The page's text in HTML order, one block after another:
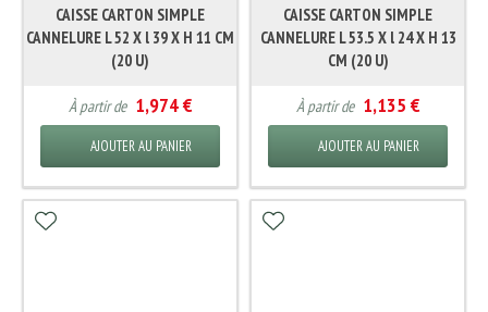
CAISSE CARTON SIMPLE
CANNELURE L 52 X l 39 X H 11 CM
(20 U)
À partir de 1,974 €
AJOUTER AU PANIER
CAISSE CARTON SIMPLE
CANNELURE L 53.5 X l 24 X H 13
CM (20 U)
À partir de 1,135 €
AJOUTER AU PANIER